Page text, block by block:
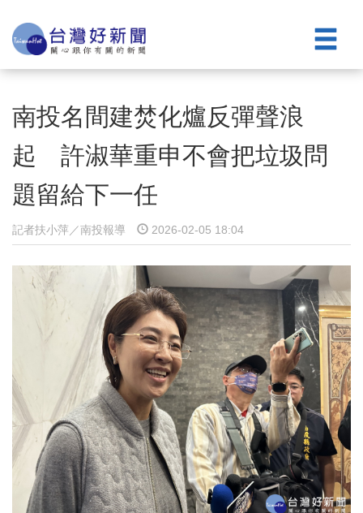
南投名間建焚化爐反彈聲浪
起 許淑華重申不會把垃圾問
題留給下一任
記者扶小萍／南投報導 2026-02-05 18:04